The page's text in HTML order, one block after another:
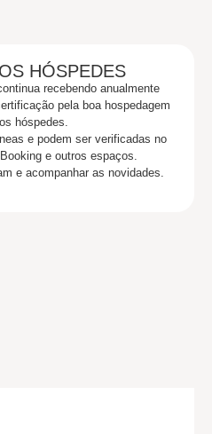
HÓSPEDES
recebendo anualmente
pela boa hospedagem
hóspedes.
e podem ser verificadas no
e outros espaços.
e acompanhar as novidades.